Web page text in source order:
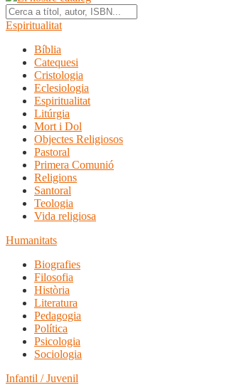
Espiritualitat
Bíblia
Catequesi
Cristologia
Eclesiologia
Espiritualitat
Litúrgia
Mort i Dol
Objectes Religiosos
Pastoral
Primera Comunió
Religions
Santoral
Teologia
Vida religiosa
Humanitats
Biografies
Filosofia
Història
Literatura
Pedagogia
Política
Psicologia
Sociologia
Infantil / Juvenil